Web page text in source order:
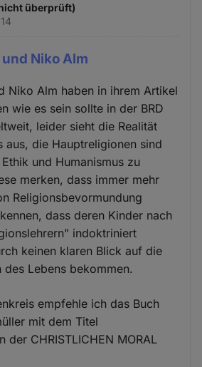
überprüft)
Niko Alm
Niko Alm haben in ihrem Artikel
wie es sein sollte in der BRD
leider sieht die Realität
aus, die Hauptreligionen sind
und Humanismus zu
merken, dass immer mehr
Religionsbevormundung
dass deren Kinder nach
indoktriniert
keinen klaren Blick auf die
des Lebens bekommen.
empfehle ich das Buch
mit dem Titel
der CHRISTLICHEN MORAL